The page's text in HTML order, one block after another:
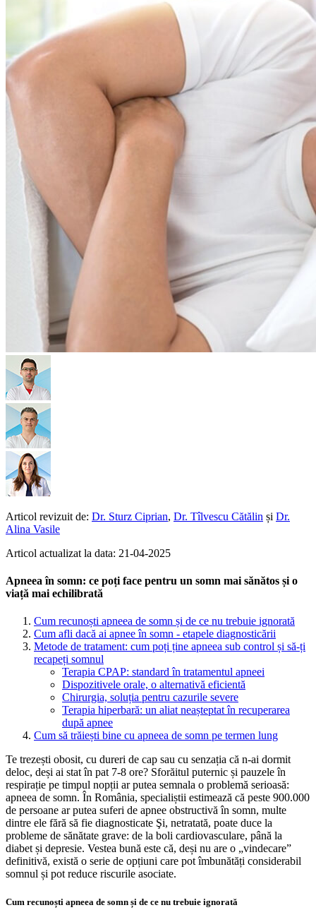
Articol revizuit de: Dr. Sturz Ciprian, Dr. Tîlvescu Cătălin și Dr.
Alina Vasile
Articol actualizat la data: 21-04-2025
Apneea în somn: ce poți face pentru un somn mai sănătos și o
viață mai echilibrată
Cum recunoști apneea de somn și de ce nu trebuie ignorată
Cum afli dacă ai apnee în somn - etapele diagnosticării
Metode de tratament: cum poți ține apneea sub control și să-ți
recapeți somnul
Terapia CPAP: standard în tratamentul apneei
Dispozitivele orale, o alternativă eficientă
Chirurgia, soluția pentru cazurile severe
Terapia hiperbară: un aliat neașteptat în recuperarea
după apnee
Cum să trăiești bine cu apneea de somn pe termen lung
Te trezești obosit, cu dureri de cap sau cu senzația că n-ai dormit
deloc, deși ai stat în pat 7-8 ore? Sforăitul puternic și pauzele în
respirație pe timpul nopții ar putea semnala o problemă serioasă:
apneea de somn. În România, specialiștii estimează că peste 900.000
de persoane ar putea suferi de apnee obstructivă în somn, multe
dintre ele fără să fie diagnosticate Şi, netratată, poate duce la
probleme de sănătate grave: de la boli cardiovasculare, până la
diabet și depresie. Vestea bună este că, deși nu are o „vindecare”
definitivă, există o serie de opțiuni care pot îmbunătăți considerabil
somnul și pot reduce riscurile asociate.
Cum recunoști apneea de somn și de ce nu trebuie ignorată